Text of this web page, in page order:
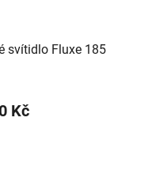
svítidlo Fluxe 185
Kč